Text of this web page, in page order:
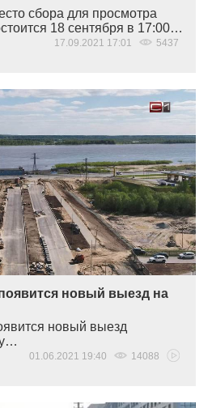
сбора для просмотра
18 сентября в 17:00…
17.09.2021 17:01 5437
новый выезд на
новый выезд
01.06.2021 19:40 14088